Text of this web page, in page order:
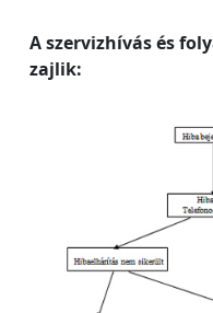
A szervizhívás és
zajlik: